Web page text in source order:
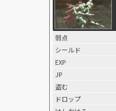
弱点
シールド
EXP
JP
盗む
ドロップ